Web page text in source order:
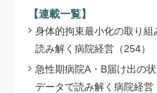
【連載一覧】
身体的拘束最小化の取り
読み解く病院経営（254）
急性期病院A・B届け出の
データで読み解く病院経営